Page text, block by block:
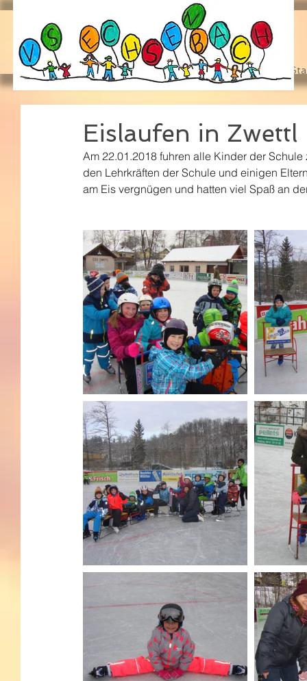
Eislaufen in Zwettl
Am 22.01.2018 fuhren alle Kinder der
den Lehrkräften der Schule und einigen
am Eis vergnügen und hatten viel Spaß an